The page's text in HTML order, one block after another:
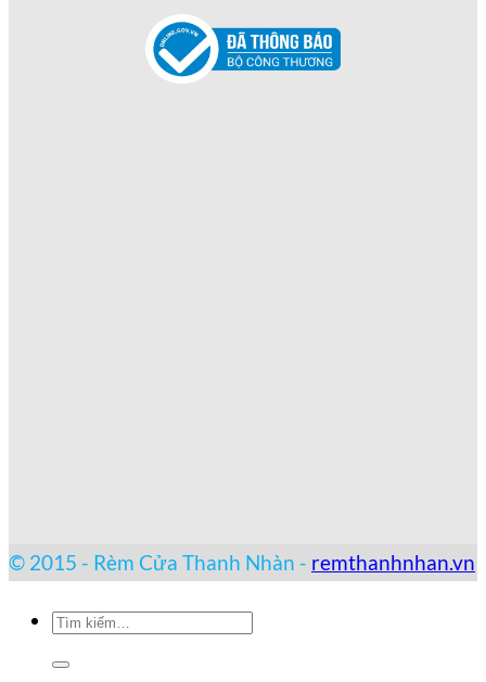
© 2015 - Rèm Cửa Thanh Nhàn - remthanhnhan.vn
Tìm
kiếm: